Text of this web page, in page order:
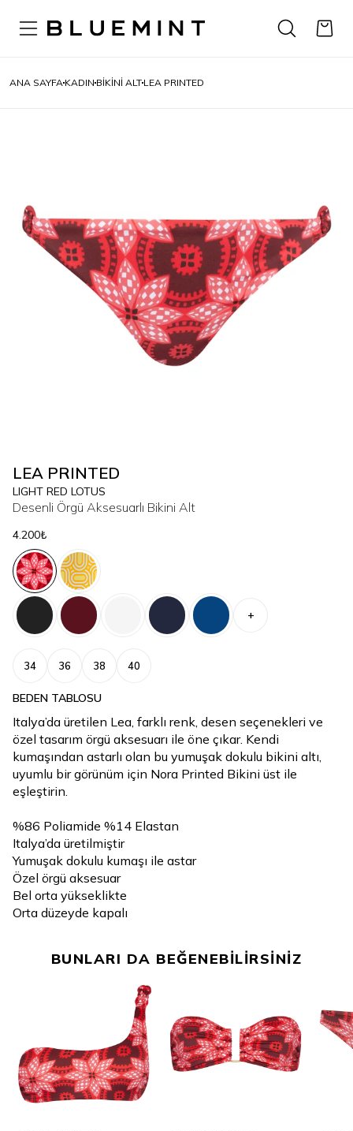
ANA SAYFA KADIN BİKİNİ ALT LEA PRINTED
LEA PRINTED
LIGHT RED LOTUS
Desenli Örgü Aksesuarlı Bikini Alt
4.200₺
+
34 36 38 40
BEDEN TABLOSU
Italya’da üretilen Lea, farklı renk, desen seçenekleri ve
özel tasarım örgü aksesuarı ile öne çıkar. Kendi
kumaşından astarlı olan bu yumuşak dokulu bikini altı,
uyumlu bir görünüm için Nora Printed Bikini üst ile
eşleştirin.
%86 Poliamide %14 Elastan
Italya’da üretilmiştir
Yumuşak dokulu kumaşı ile astar
Özel örgü aksesuar
Bel orta yükseklikte
Orta düzeyde kapalı
BUNLARI DA BEĞENEBİLİRSİNİZ